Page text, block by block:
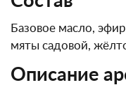
Базовое масло,
мяты садовой,
Описание